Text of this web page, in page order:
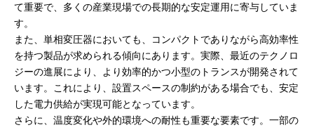
て重要で、多くの産業現場での長期的な安定運用に寄与していま
す。
また、単相変圧器においても、コンパクトでありながら高効率性
を持つ製品が求められる傾向にあります。実際、最近のテクノロ
ジーの進展により、より効率的かつ小型のトランスが開発されて
います。これにより、設置スペースの制約がある場合でも、安定
した電力供給が実現可能となっています。
さらに、温度変化や外的環境への耐性も重要な要素です。一部の